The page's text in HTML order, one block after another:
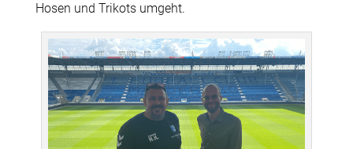
Hosen und Trikots umgeht.